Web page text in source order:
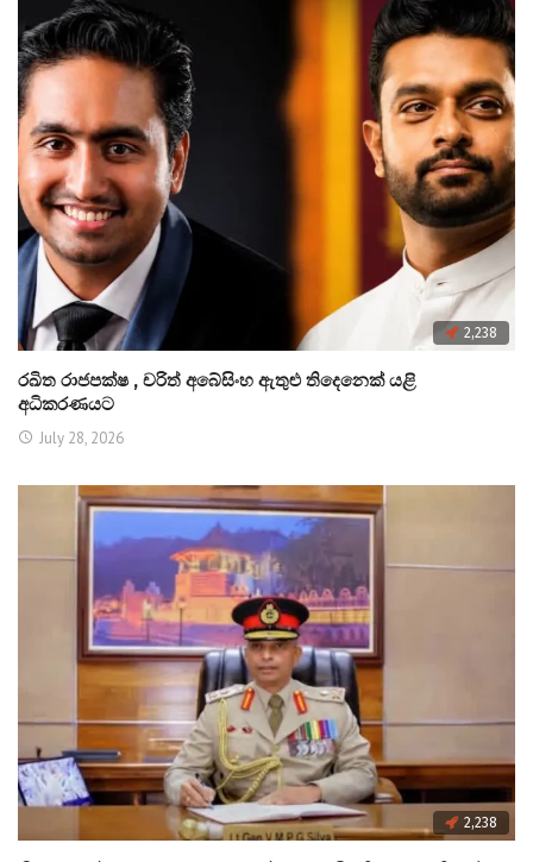
2,238
රඛිත රාජපක්ෂ , චරිත් අබේසිංහ ඇතුළු තිදෙනෙක් යළි
අධිකරණයට
July 28, 2026
2,238